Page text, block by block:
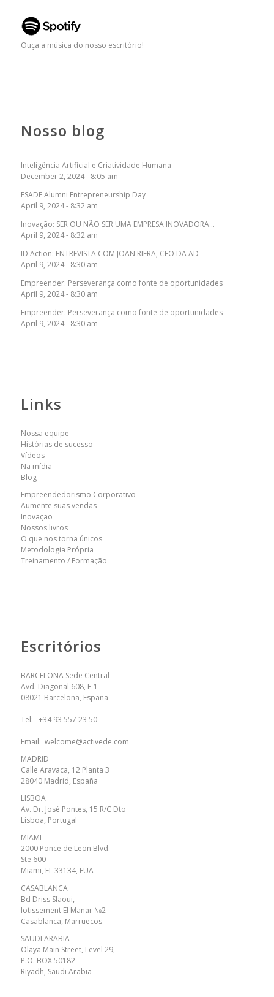
Ouça a música do nosso escritório!
Nosso blog
Inteligência Artificial e Criatividade Humana
December 2, 2024 - 8:05 am
ESADE Alumni Entrepreneurship Day
April 9, 2024 - 8:32 am
Inovação: SER OU NÃO SER UMA EMPRESA INOVADORA…
April 9, 2024 - 8:32 am
ID Action: ENTREVISTA COM JOAN RIERA, CEO DA AD
April 9, 2024 - 8:30 am
Empreender: Perseverança como fonte de oportunidades
April 9, 2024 - 8:30 am
Empreender: Perseverança como fonte de oportunidades
April 9, 2024 - 8:30 am
Links
Nossa equipe
Histórias de sucesso
Vídeos
Na mídia
Blog
Empreendedorismo Corporativo
Aumente suas vendas
Inovação
Nossos livros
O que nos torna únicos
Metodologia Própria
Treinamento / Formação
Escritórios
BARCELONA Sede Central
Avd. Diagonal 608, E-1
08021 Barcelona, España
Tel: +34 93 557 23 50
Email: welcome@activede.com
MADRID
Calle Aravaca, 12 Planta 3
28040 Madrid, España
LISBOA
Av. Dr. José Pontes, 15 R/C Dto
Lisboa, Portugal
MIAMI
2000 Ponce de Leon Blvd.
Ste 600
Miami, FL 33134, EUA
CASABLANCA
Bd Driss Slaoui,
lotissement El Manar №2
Casablanca, Marruecos
SAUDI ARABIA
Olaya Main Street, Level 29,
P.O. BOX 50182
Riyadh, Saudi Arabia